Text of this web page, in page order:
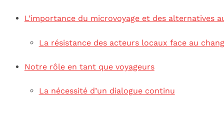
L’importance du microvoyage et des alternatives
La résistance des acteurs locaux face au
Notre rôle en tant que voyageurs
La nécessité d’un dialogue continu